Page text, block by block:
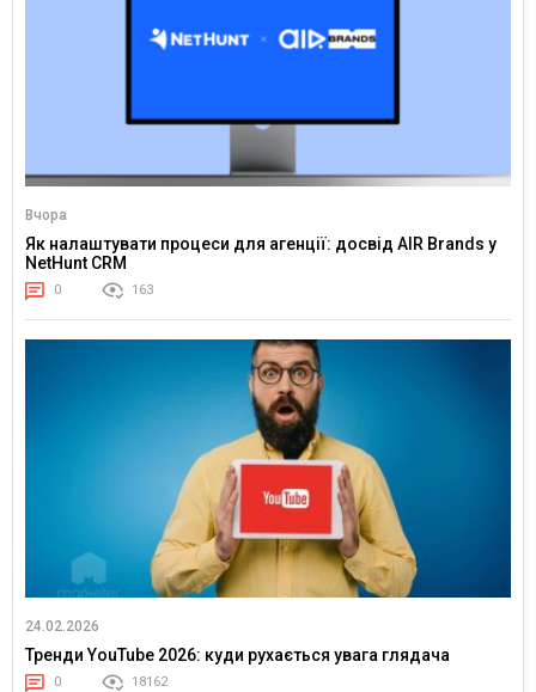
Вчора
Як налаштувати процеси для агенції: досвід AIR Brands у
NetHunt CRM
0 163
24.02.2026
Тренди YouTube 2026: куди рухається увага глядача
0 18162